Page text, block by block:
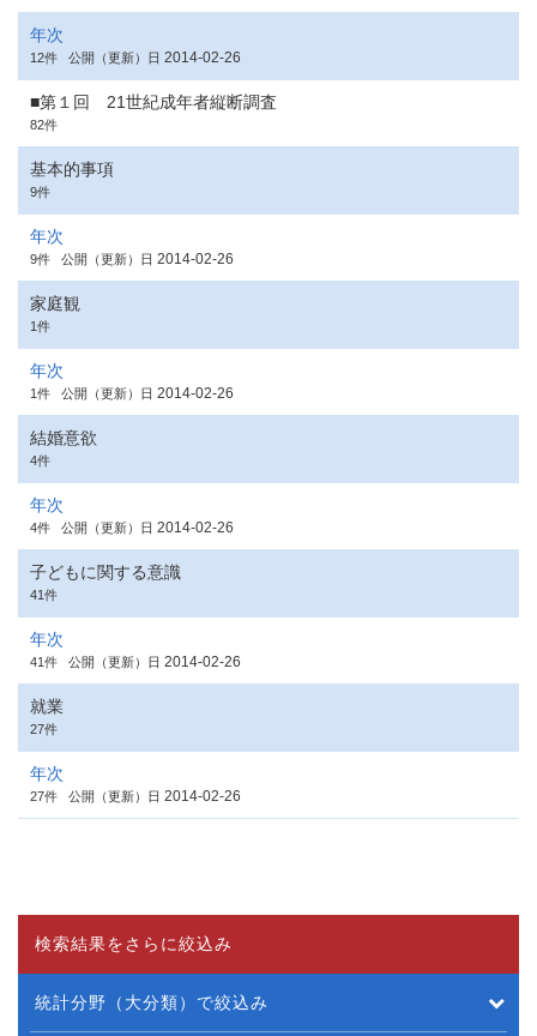
年次
12件 公開（更新）日 2014-02-26
■第１回 21世紀成年者縦断調査
82件
基本的事項
9件
年次
9件 公開（更新）日 2014-02-26
家庭観
1件
年次
1件 公開（更新）日 2014-02-26
結婚意欲
4件
年次
4件 公開（更新）日 2014-02-26
子どもに関する意識
41件
年次
41件 公開（更新）日 2014-02-26
就業
27件
年次
27件 公開（更新）日 2014-02-26
検索結果をさらに絞込み
統計分野（大分類）で絞込み